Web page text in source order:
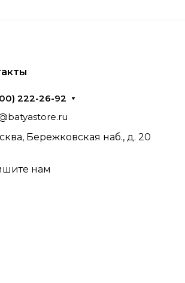
222-26-92
Бережковская наб., д. 20
нам